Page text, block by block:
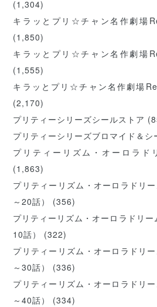
(1,304)
キラッとプリ☆チャン名作劇場
(1,850)
キラッとプリ☆チャン名作劇場
(1,555)
キラッとプリ☆チャン名作劇場
(2,170)
プリティーシリーズシールストア
プリティーシリーズブロマイド＆シ
プリティーリズム・オーロラド
(1,863)
プリティーリズム・オーロラドリ
～20話）
(356)
プリティーリズム・オーロラドリ
10話）
(322)
プリティーリズム・オーロラドリ
～30話）
(336)
プリティーリズム・オーロラドリ
～40話）
(334)